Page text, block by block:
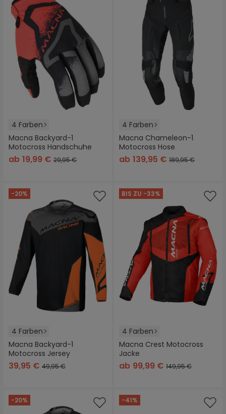
4 Farben
Macna Backyard-1
Motocross Handschuhe
ab 19,99 € 29,95 €
4 Farben
Macna Chameleon-1
Motocross Hose
ab 139,95 € 189,95 €
-20%
4 Farben
Macna Backyard-1
Motocross Jersey
39,95 € 49,95 €
BIS ZU -33%
4 Farben
Macna Crest Motocross
Jacke
ab 99,99 € 149,95 €
-20% -41%